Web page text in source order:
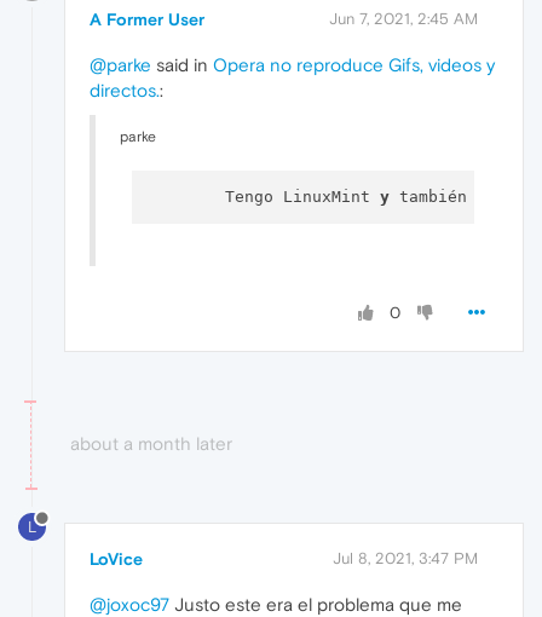
A Former User Jun 7, 2021, 2:45 AM
@parke said in Opera no reproduce Gifs, videos y
directos.:
parke
  	Tengo LinuxMint
y también me
0
about a month later
L
LoVice Jul 8, 2021, 3:47 PM
@joxoc97 Justo este era el problema que me